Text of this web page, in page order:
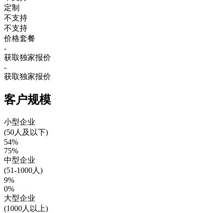
定制
不支持
不支持
价格套餐
-
获取独家报价
-
获取独家报价
客户规模
小型企业
(50人及以下)
54%
75%
中型企业
(51-1000人)
9%
0%
大型企业
(1000人以上)